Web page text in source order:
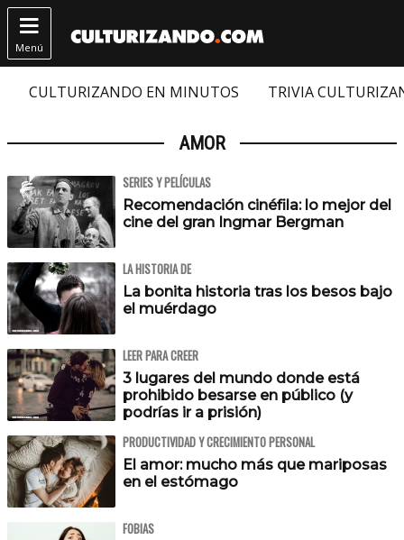

Menú
CULTURIZANDO EN MINUTOS TRIVIA
AMOR
SERIES Y PELÍCULAS
Recomendación cinéfila: lo mejor del
cine del gran Ingmar Bergman
LA HISTORIA DE
La bonita historia tras los besos bajo
el muérdago
LEER PARA CREER
3 lugares del mundo donde está
prohibido besarse en público (y
podrías ir a prisión)
PRODUCTIVIDAD Y CRECIMIENTO PERSONAL
El amor: mucho más que mariposas
en el estómago
FOBIAS